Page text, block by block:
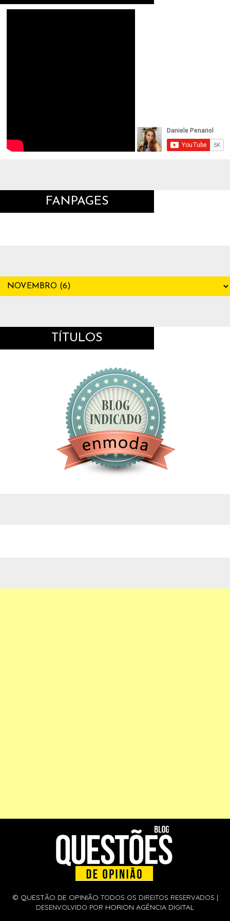
FANPAGES
TÍTULOS
© QUESTÃO DE OPINIÃO TODOS OS DIREITOS RESERVADOS |
DESENVOLVIDO POR HORION AGÊNCIA DIGITAL